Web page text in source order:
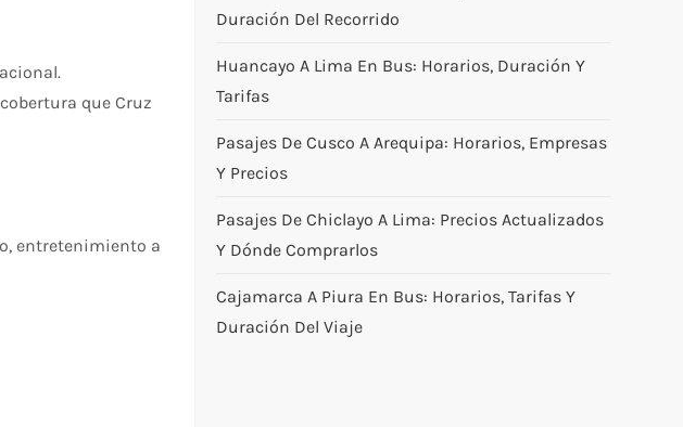
que Cruz
entretenimiento a
Duración Del Recorrido
Huancayo A Lima En Bus: Horarios, Duración Y
Tarifas
Pasajes De Cusco A Arequipa: Horarios, Empresas
Y Precios
Pasajes De Chiclayo A Lima: Precios Actualizados
Y Dónde Comprarlos
Cajamarca A Piura En Bus: Horarios, Tarifas Y
Duración Del Viaje